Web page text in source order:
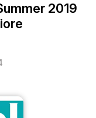
2019